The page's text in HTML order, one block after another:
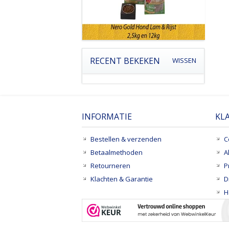
RECENT BEKEKEN WISSEN
INFORMATIE
Bestellen & verzenden
Betaalmethoden
Retourneren
Klachten & Garantie